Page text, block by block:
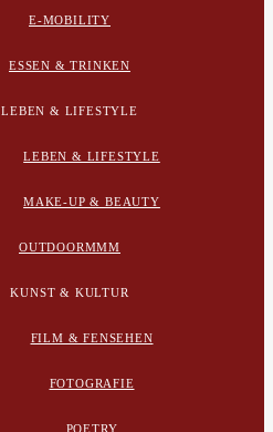
E-MOBILITY
ESSEN & TRINKEN
LEBEN & LIFESTYLE
LEBEN & LIFESTYLE
MAKE-UP & BEAUTY
OUTDOORMMM
KUNST & KULTUR
FILM & FENSEHEN
FOTOGRAFIE
POETRY